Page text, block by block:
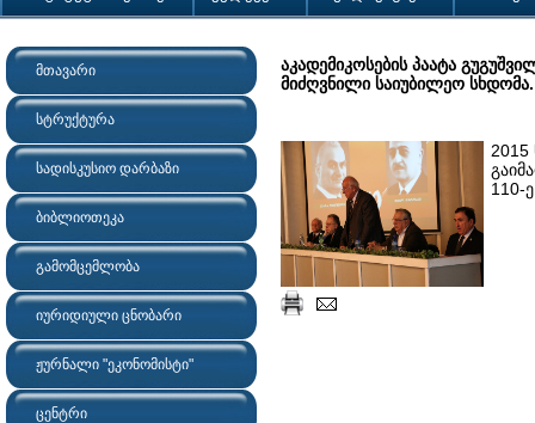
მთავარი
სტრუქტურა
სადისკუსიო დარბაზი
ბიბლიოთეკა
გამომცემლობა
იურიდიული ცნობარი
ჟურნალი "ეკონომისტი"
ცენტრი
აკადემიკოსების პაატა
მიძღვნილი საიუბილეო სხდომა.
110-